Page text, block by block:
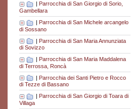
Parrocchia di San Giorgio di Sorio,
Gambellara
| Parrocchia di San Michele arcangelo
di Sossano
| Parrocchia di San Maria Annunziata
di Sovizzo
| Parrocchia di San Maria Maddalena
di Terrossa, Roncà
| Parrocchia dei Santi Pietro e Rocco
di Tezze di Bassano
| Parrocchia di San Giorgio di Toara di
Villaga